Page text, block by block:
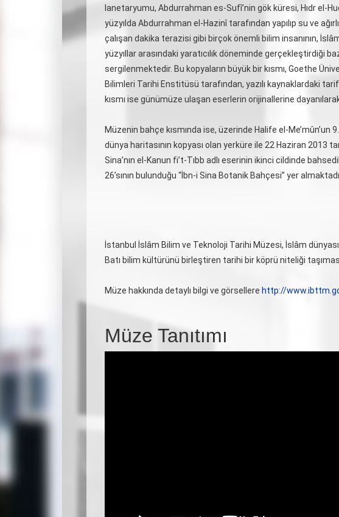
lanetaryumu, Abdurrahman es-Sufî’nin gök küresi, Hıdr el-
yüzyılda Abdurrahman el-Hazinî tarafından yapılıp su ve
çalışan dakika terazisi gibi birçok önemli bilim insanının,
yüzyıllar arasındaki yaratıcılık döneminde gerçekleştirdiği
sergilenmektedir. Bu kopyaların büyük bir kısmı, Goethe
Bilimleri Tarihi Enstitüsü tarafından, yazılı kaynaklardaki
kısmı ise günümüze ulaşan eserlerin orijinallerine dayanılarak
Müzenin bahçe kısmında ise, üzerinde Halife el-Me’mûn’un 9.
dünya haritasının kopyası olan yerküre ile 22 Haziran 2013
Sina’nın el-Kanun fi’t-Tıbb adlı eserinin ikinci cildinde
26’sının bulunduğu “İbn-i Sina Botanik Bahçesi” yer
İstanbul İslâm Bilim ve Teknoloji Tarihi Müzesi, İslâm
Batı bilim kültürünü birleştiren tarihi bir köprü niteliği
Müze hakkında detaylı bilgi ve görsellere http://
Müze Tanıtımı